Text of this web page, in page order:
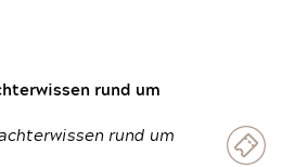
rund um
rund um